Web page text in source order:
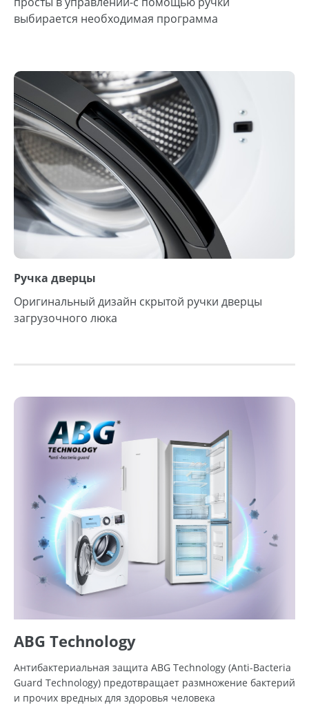
выбирается необходимая программа
Ручка дверцы
Оригинальный дизайн скрытой ручки дверцы
загрузочного люка
ABG Technology
Антибактериальная защита ABG Technology (Anti-Bacteria
Guard Technology) предотвращает размножение бактерий
и прочих вредных для здоровья человека